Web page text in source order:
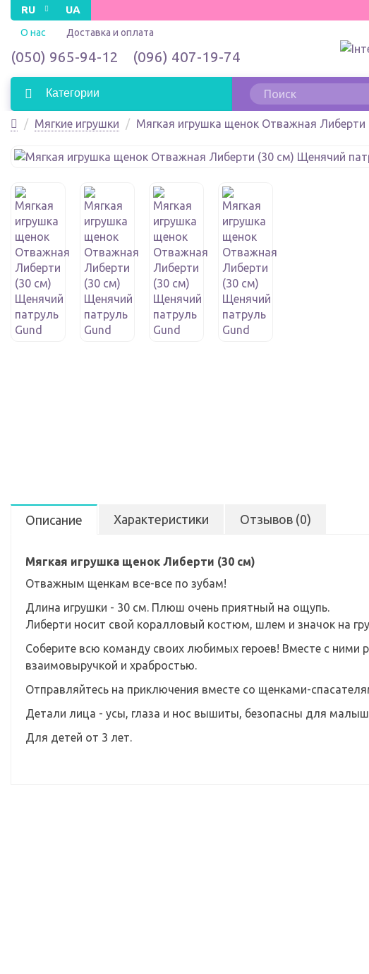
RU UA
О нас Доставка и оплата
(050) 965-94-12 (096) 407-19-74
Категории
Мягкие игрушки Мягкая игрушка щенок Отважная Либерти
Описание Характеристики Отзывов (0)
Мягкая игрушка щенок Либерти (30 см)
Отважным щенкам все-все по зубам!
Длина игрушки - 30 см. Плюш очень приятный на ощупь.
Либерти носит свой коралловый костюм, шлем и значок на
Соберите всю команду своих любимых героев! Вместе с ними
взаимовыручкой и храбростью.
Отправляйтесь на приключения вместе со щенками-
Детали лица - усы, глаза и нос вышиты, безопасны для
Для детей от 3 лет.